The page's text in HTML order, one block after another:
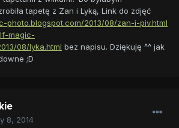
tapetę z Zan i Lyką, Link do zdjęć
photo.blogspot.com/2013/08/zan-i-piv.html
magic-
08/lyka.html bez napisu. Dziękuję ^^ jak
;D
8, 2014